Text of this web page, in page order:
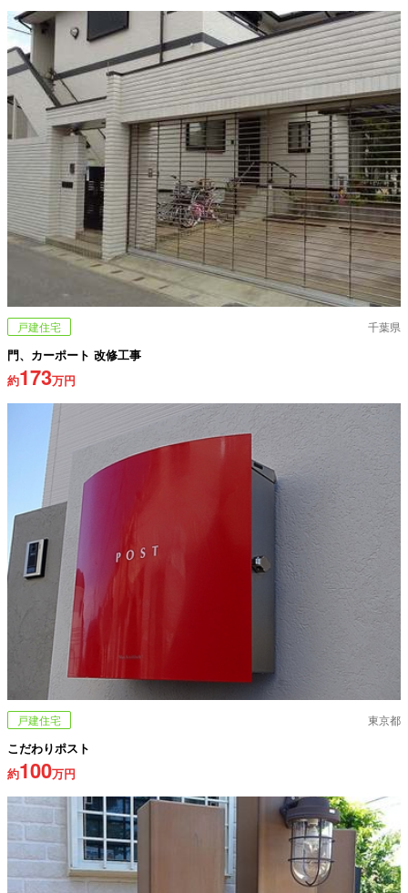
戸建住宅 千葉県
門、カーポート 改修工事
約173万円
戸建住宅 東京都
こだわりポスト
約100万円